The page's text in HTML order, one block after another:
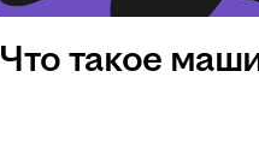
Что такое